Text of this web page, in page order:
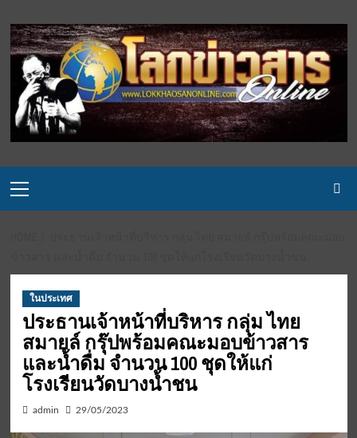
to
content
Menu
ในประเทศ
ประธานเจ้าหน้าที่บริหาร กลุ่ม ไทย
สมายล์ กรุ๊ปพร้อมคณะมอบข้าวสาร
และน้ำดื่ม จำนวน 100 ชุดให้แก่
โรงเรียนวัดบางน้ำชน
admin 29/05/2023